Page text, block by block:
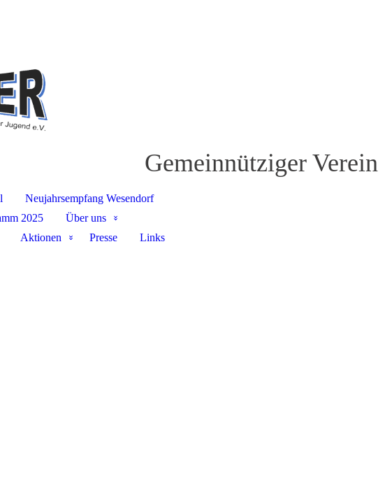
Gemeinnütziger Verein
Neujahrsempfang Wesendorf
2025
Über uns
Aktionen Presse
Links